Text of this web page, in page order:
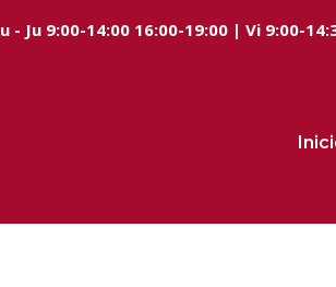
- Ju 9:00-14:00 16:00-19:00 | Vi 9:00-